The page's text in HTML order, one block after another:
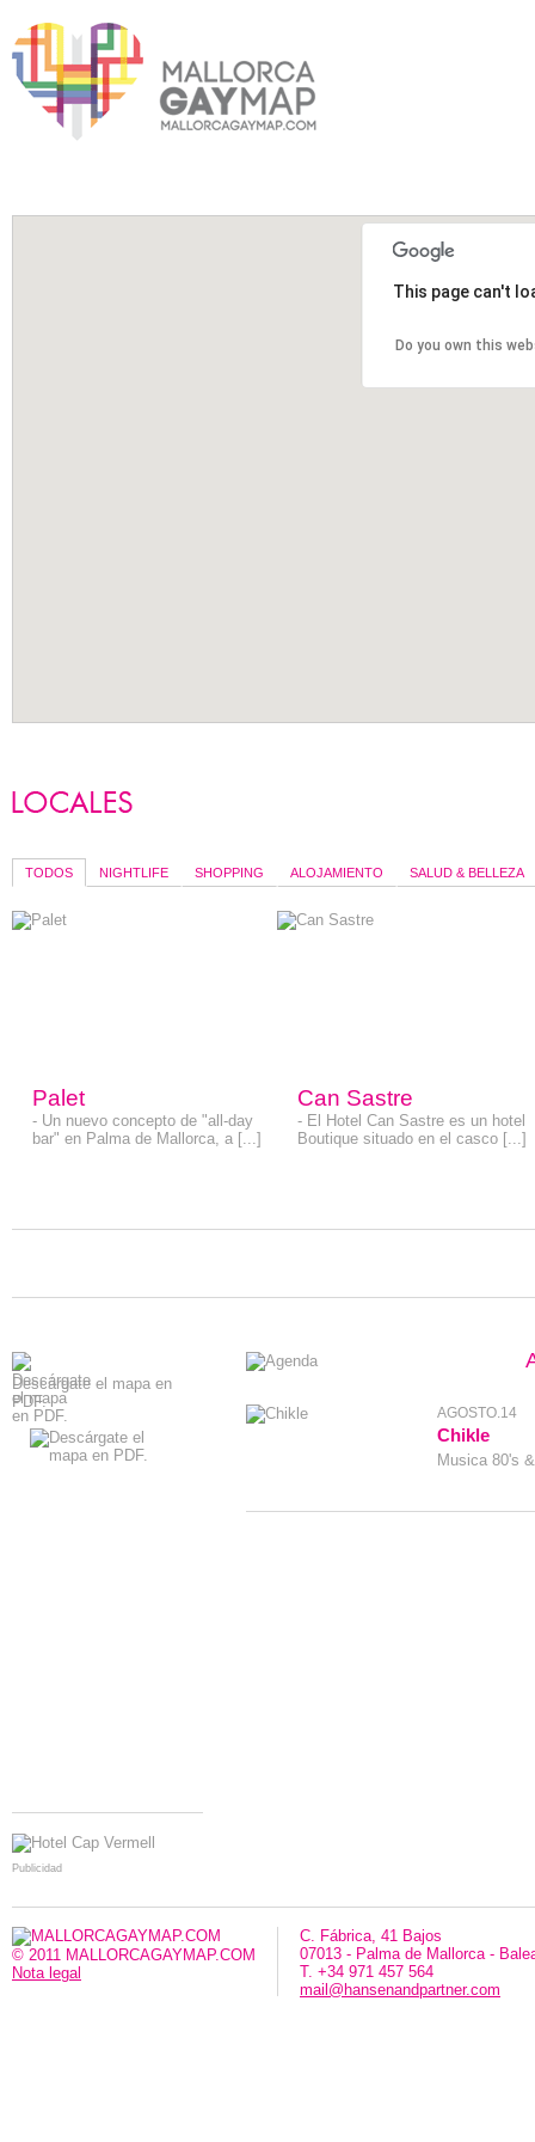
This page can't
Do you own this
TODOS NIGHTLIFE SHOPPING ALOJAMIENTO SALUD & BELLEZA
Palet
- Un nuevo concepto de "all-day
bar" en Palma de Mallorca, a [...]
Can Sastre
- El Hotel Can Sastre es un hotel
Boutique situado en el casco [...]
Descárgate el mapa en
PDF.
Publicidad
AGOSTO.14
Chikle
Musica 80's
© 2011 MALLORCAGAYMAP.COM
Nota legal
C. Fábrica, 41 Bajos
07013 - Palma de Mallorca -
T. +34 971 457 564
mail@hansenandpartner.com